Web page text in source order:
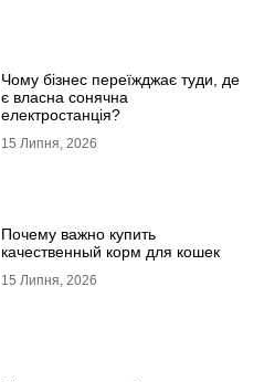
Чому бізнес переїжджає туди, де
є власна сонячна
електростанція?
15 Липня, 2026
Почему важно купить
качественный корм для кошек
15 Липня, 2026